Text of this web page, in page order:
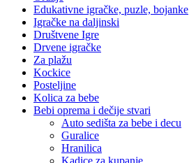
Edukativne igračke, puzle, bojanke
Igračke na daljinski
Društvene Igre
Drvene igračke
Za plažu
Kockice
Posteljine
Kolica za bebe
Bebi oprema i dečije stvari
Auto sedišta za bebe i decu
Guralice
Hranilica
Kadice za kupanje